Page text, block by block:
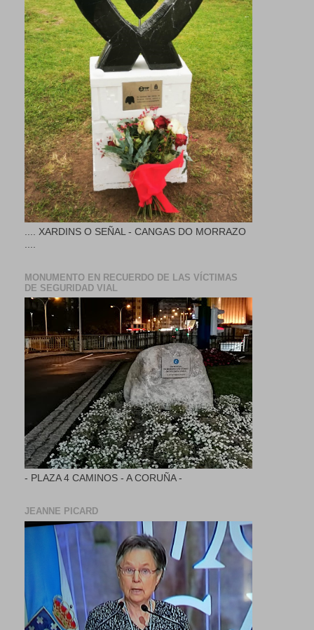
.... XARDINS O SEÑAL - CANGAS DO MORRAZO
MONUMENTO EN RECUERDO DE LAS VÍCTIMAS
DE SEGURIDAD VIAL
- PLAZA 4 CAMINOS - A CORUÑA -
JEANNE PICARD